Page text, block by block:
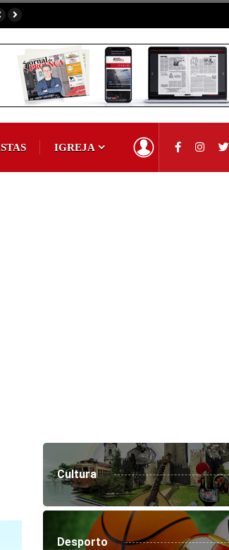
IGREJA
Cultura
Desporto